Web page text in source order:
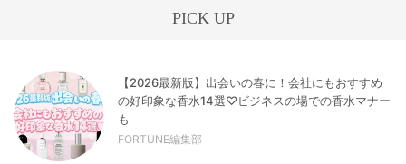
PICK UP
【2026最新版】出会いの春に！会社にもおすすめ
の好印象な香水14選♡ビジネスの場での香水マナー
も
FORTUNE編集部